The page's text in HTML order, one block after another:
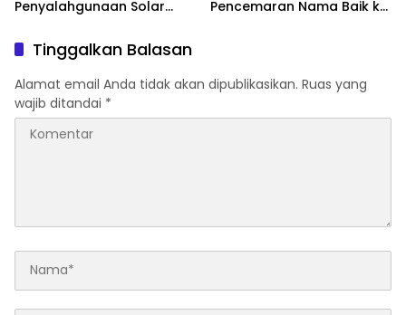
Penyalahgunaan Solar
Operasional Sesuai
Regulasi
Pencemaran Nama Baik ke
Tinggalkan Balasan
Alamat email Anda tidak akan dipublikasikan. Ruas yang
wajib ditandai *